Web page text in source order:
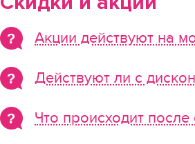
Акции действуют на
Действуют ли с
Что происходит